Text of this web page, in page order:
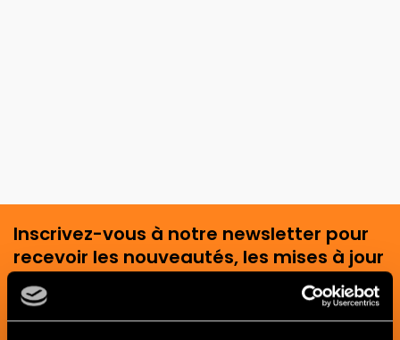
Inscrivez-vous à notre newsletter pour
recevoir les nouveautés, les mises à jour
et les idées créatives relatives au
monde des céramiques et du design
d'intérieur.